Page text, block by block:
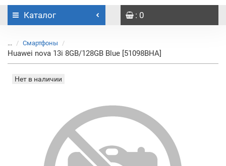
Каталог : 0
... Смартфоны
Huawei nova 13i 8GB/128GB Blue [51098BHA]
Нет в наличии